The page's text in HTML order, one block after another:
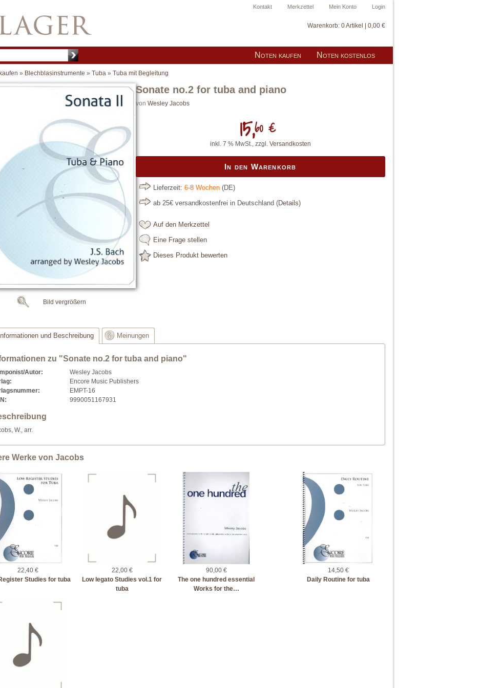
Login
Mein Konto
Merkzettel
Kontakt
Warenkorb: 0 Artikel | 0,00 €
Noten kaufen Noten kostenlos
» Blechblasinstrumente » Tuba » Tuba mit Begleitung
Sonate no.2 for tuba and piano
von Wesley Jacobs
15,60 €
inkl. 7 % MwSt., zzgl. Versandkosten
In den Warenkorb
Lieferzeit: 6-8 Wochen (DE)
ab 25€ versandkostenfrei in Deutschland (Details)
Auf den Merkzettel
Eine Frage stellen
Dieses Produkt bewerten
Bild vergrößern
Informationen und Beschreibung Meinungen
zu "Sonate no.2 for tuba and piano"
Autor:
Wesley Jacobs
Encore Music Publishers
EMPT-16
9990051167931
W., arr.
Werke von Jacobs
22,40 €
Studies for tuba
22,00 €
Low legato Studies vol.1 for
tuba
90,00 €
The one hundred essential
Works for the…
14,50 €
Daily Routine for tuba